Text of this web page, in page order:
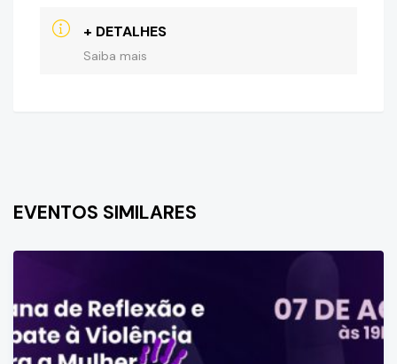
+ DETALHES
Saiba mais
EVENTOS SIMILARES